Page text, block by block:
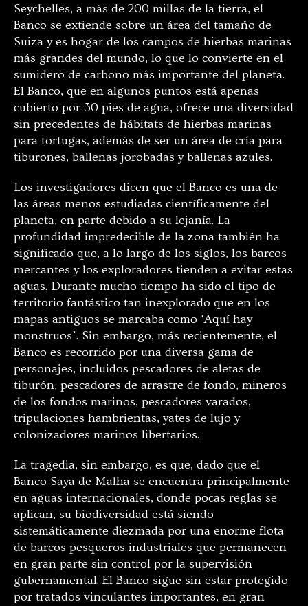
Seychelles, a más de 200 millas de la tierra, el
Banco se extiende sobre un área del tamaño de
Suiza y es hogar de los campos de hierbas marinas
más grandes del mundo, lo que lo convierte en el
sumidero de carbono más importante del planeta.
El Banco, que en algunos puntos está apenas
cubierto por 30 pies de agua, ofrece una diversidad
sin precedentes de hábitats de hierbas marinas
para tortugas, además de ser un área de cría para
tiburones, ballenas jorobadas y ballenas azules.
Los investigadores dicen que el Banco es una de
las áreas menos estudiadas científicamente del
planeta, en parte debido a su lejanía. La
profundidad impredecible de la zona también ha
significado que, a lo largo de los siglos, los barcos
mercantes y los exploradores tienden a evitar estas
aguas. Durante mucho tiempo ha sido el tipo de
territorio fantástico tan inexplorado que en los
mapas antiguos se marcaba como ‘Aquí hay
monstruos’. Sin embargo, más recientemente, el
Banco es recorrido por una diversa gama de
personajes, incluidos pescadores de aletas de
tiburón, pescadores de arrastre de fondo, mineros
de los fondos marinos, pescadores varados,
tripulaciones hambrientas, yates de lujo y
colonizadores marinos libertarios.
La tragedia, sin embargo, es que, dado que el
Banco Saya de Malha se encuentra principalmente
en aguas internacionales, donde pocas reglas se
aplican, su biodiversidad está siendo
sistemáticamente diezmada por una enorme flota
de barcos pesqueros industriales que permanecen
en gran parte sin control por la supervisión
gubernamental. El Banco sigue sin estar protegido
por tratados vinculantes importantes, en gran